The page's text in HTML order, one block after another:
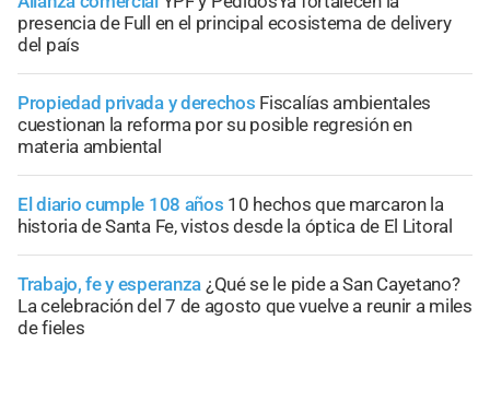
presencia de Full en el principal ecosistema de delivery
del país
Propiedad privada y derechos Fiscalías ambientales
cuestionan la reforma por su posible regresión en
materia ambiental
El diario cumple 108 años 10 hechos que marcaron la
historia de Santa Fe, vistos desde la óptica de El Litoral
Trabajo, fe y esperanza ¿Qué se le pide a San Cayetano?
La celebración del 7 de agosto que vuelve a reunir a miles
de fieles